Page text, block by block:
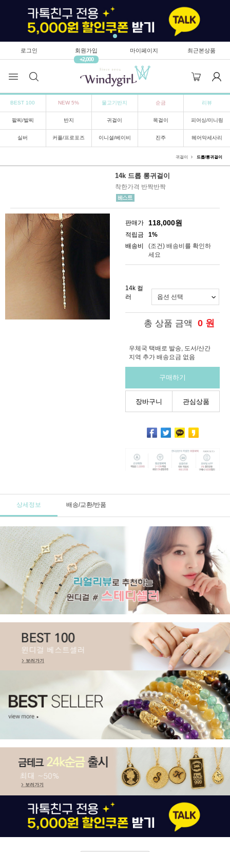
로그인
회원가입
+2,000
마이페이지 최근본상품
BEST 100 NEW 5% 물고기반지 순금 리뷰
팔찌/발찌 반지 귀걸이 목걸이 피어싱/미니링
실버 커플/프로포즈 이니셜/베이비 진주 헤어악세사리
귀걸이 드롭/롱귀걸이
14k 드롭 롱귀걸이
착한가격 반짝반짝
판매가 118,000원
적립금
1%
배송비
(조건) 배송비를 확인하
세요
14k 컬
러
총 상품 금액 0 원
우체국 택배로 발송, 도서/산간
지역 추가 배송요금 없음
구매하기
장바구니 관심상품
상세정보 배송/교환/반품